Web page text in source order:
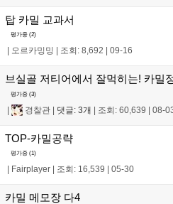
탑 카밀 교과서
평가중 (2)
오르카밍밍 조회: 8,692 09-16
브실골 저티어에서 잘먹히는! 카밀
평가중 (3)
| 경찰관 | 댓글: 3개 | 조회: 60,639 | 08-
TOP-카밀공략
평가중 (1)
Fairplayer 조회: 16,539 05-30
카밀 메모장 다4